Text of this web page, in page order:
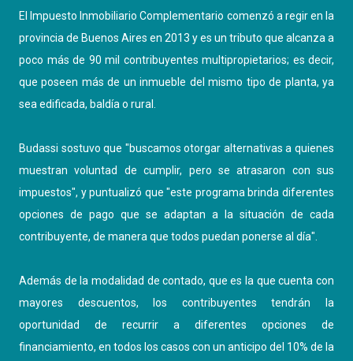
El Impuesto Inmobiliario Complementario comenzó a regir en la
provincia de Buenos Aires en 2013 y es un tributo que alcanza a
poco más de 90 mil contribuyentes multipropietarios; es decir,
que poseen más de un inmueble del mismo tipo de planta, ya
sea edificada, baldía o rural.
Budassi sostuvo que "buscamos otorgar alternativas a quienes
muestran voluntad de cumplir, pero se atrasaron con sus
impuestos", y puntualizó que "este programa brinda diferentes
opciones de pago que se adaptan a la situación de cada
contribuyente, de manera que todos puedan ponerse al día".
Además de la modalidad de contado, que es la que cuenta con
mayores descuentos, los contribuyentes tendrán la
oportunidad de recurrir a diferentes opciones de
financiamiento, en todos los casos con un anticipo del 10% de la